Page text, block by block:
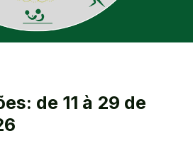
de 11 à 29 de